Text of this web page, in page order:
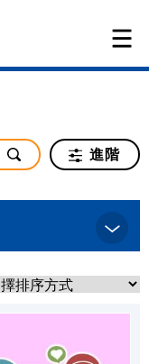
進階